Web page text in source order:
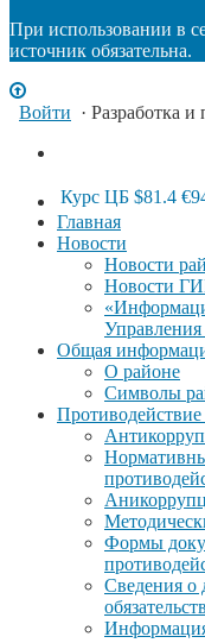
При использовании в
источник обязательна.
Войти · Разработка
Курс ЦБ $81.4
Главная
Новости
Новости
Новости
Управления
Общая
О районе
Символы
Формы
Сведения о